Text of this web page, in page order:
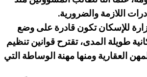
اللازمة والضرورية.
وزارة للإسكان تكون قادرة على وضع
طويلة المدى، تقترح قوانين تنظيم
العقارية ومنها مهنة الوساطة التي